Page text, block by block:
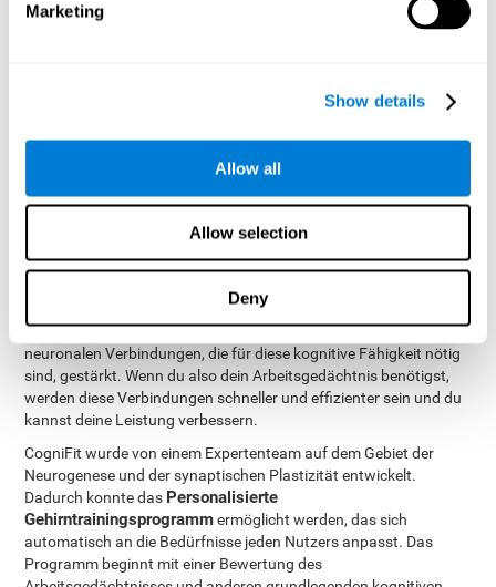
Marketing
Show details
Allow all
Allow selection
Deny
Das Arbeitsgedächtnis kann, neben den anderen kognitiven
Fähigkeiten, trainiert und verbessert werden. CogniFit ermöglicht
. CogniFit hat eine Übungsbatterie entwickelt,
mit der Probleme des Arbeitsgedächtnisses und anderer
kognitiver Funktionen verbessert und rehabilitiert werden
können. Durch die Verwendung des Arbeitsgedächtnisses
während des CogniFit-Trainings werden das Gehirn und jene
neuronalen Verbindungen, die für diese kognitive Fähigkeit nötig
sind, gestärkt. Wenn du also dein Arbeitsgedächtnis benötigst,
werden diese Verbindungen schneller und effizienter sein und du
kannst deine Leistung verbessern.
CogniFit wurde von einem Expertenteam auf dem Gebiet der
Neurogenese und der synaptischen Plastizität entwickelt.
Dadurch konnte das Personalisierte
Gehirntrainingsprogrammermöglicht werden, das sich
automatisch an die Bedürfnisse jeden Nutzers anpasst. Das
Programm beginnt mit einer Bewertung des